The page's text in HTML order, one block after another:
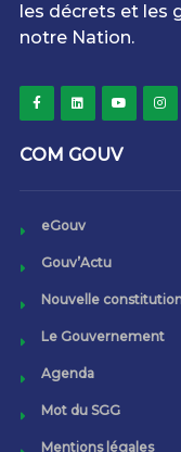
les décrets et les
notre Nation.
COM GOUV
eGouv
Gouv’Actu
Nouvelle
Le Gouvernement
Agenda
Mot du SGG
Mentions légales